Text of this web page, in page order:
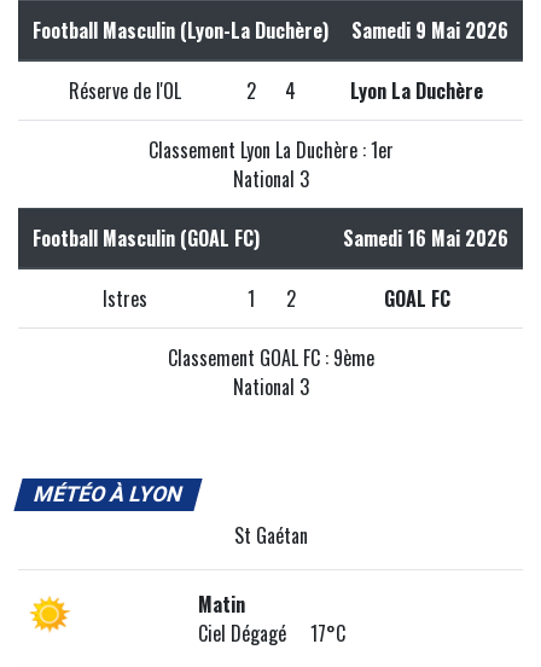
Football Masculin (Lyon-La Duchère) Samedi 9 Mai 2026
Réserve de l'OL 2 4 Lyon La Duchère
Classement Lyon La Duchère : 1er
National 3
Football Masculin (GOAL FC) Samedi 16 Mai 2026
Istres 1 2 GOAL FC
Classement GOAL FC : 9ème
National 3
MÉTÉO À LYON
St Gaétan
Matin
Ciel Dégagé 17°C